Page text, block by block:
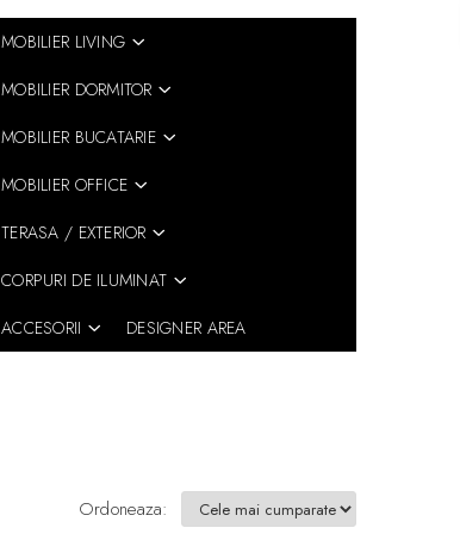
MOBILIER LIVING
MOBILIER DORMITOR
MOBILIER BUCATARIE
MOBILIER OFFICE
TERASA / EXTERIOR
CORPURI DE ILUMINAT
ACCESORII
DESIGNER AREA
Ordoneaza: